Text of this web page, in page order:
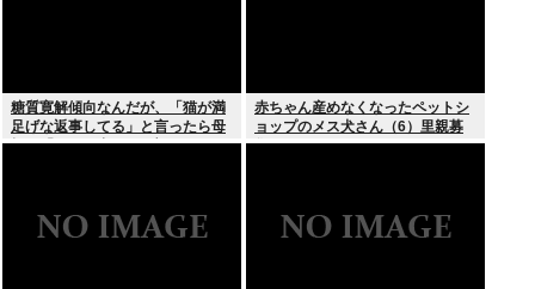
糖質寛解傾向なんだが、「猫が満
足げな返事してる」と言ったら母
親に「お気の毒w」と言われた
赤ちゃん産めなくなったペットシ
ョップのメス犬さん（6）里親募
集されてしまうwww